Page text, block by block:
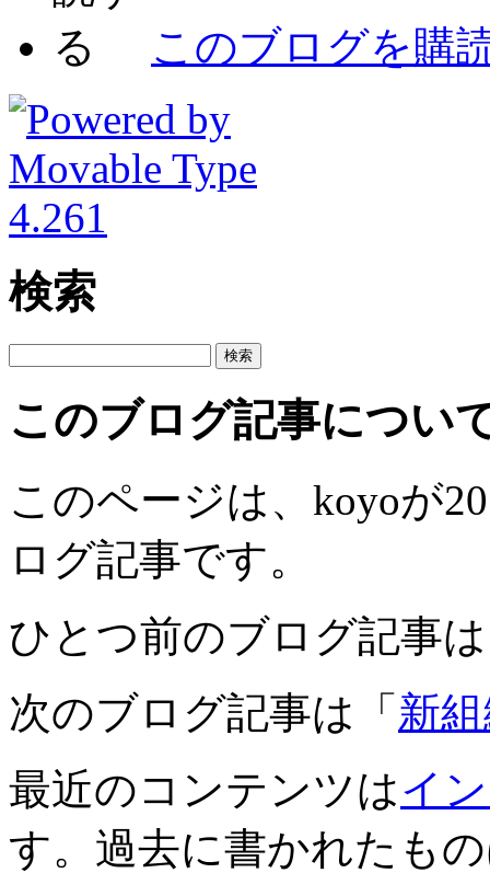
このブログを購
検索
このブログ記事につい
このページは、koyoが
ログ記事です。
ひとつ前のブログ記事
次のブログ記事は「 新
最近のコンテンツはイ
す。過去に書かれたも